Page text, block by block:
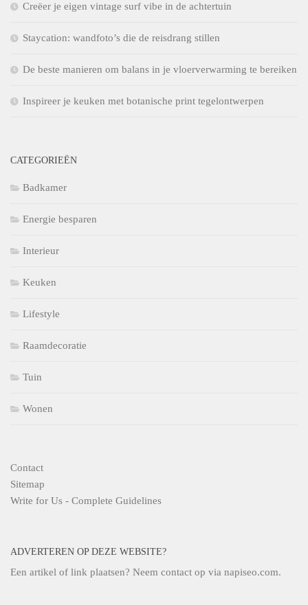
Creëer je eigen vintage surf vibe in de achtertuin
Staycation: wandfoto’s die de reisdrang stillen
De beste manieren om balans in je vloerverwarming te bereiken
Inspireer je keuken met botanische print tegelontwerpen
CATEGORIEËN
Badkamer
Energie besparen
Interieur
Keuken
Lifestyle
Raamdecoratie
Tuin
Wonen
Contact
Sitemap
Write for Us - Complete Guidelines
ADVERTEREN OP DEZE WEBSITE?
Een artikel of link plaatsen? Neem contact op via napiseo.com.